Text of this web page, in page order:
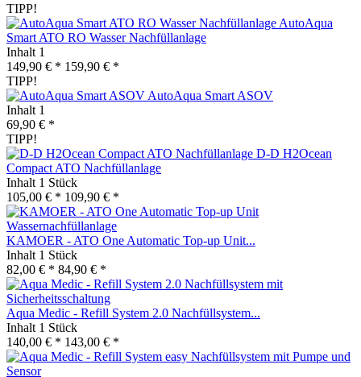
TIPP!
AutoAqua
Smart ATO RO Wasser Nachfüllanlage
Inhalt 1
149,90 € * 159,90 € *
TIPP!
AutoAqua Smart ASOV
Inhalt 1
69,90 € *
TIPP!
D-D H2Ocean
Compact ATO Nachfüllanlage
Inhalt 1 Stück
105,00 € * 109,90 € *
KAMOER - ATO One Automatic Top-up Unit...
Inhalt 1 Stück
82,00 € * 84,90 € *
Aqua Medic - Refill System 2.0 Nachfüllsystem...
Inhalt 1 Stück
140,00 € * 143,00 € *